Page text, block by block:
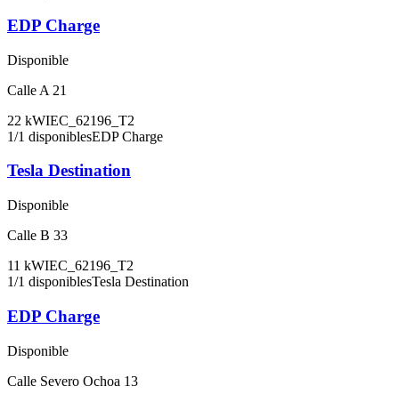
EDP Charge
Disponible
Calle A 21
22 kWIEC_62196_T2
1/1 disponiblesEDP Charge
Tesla Destination
Disponible
Calle B 33
11 kWIEC_62196_T2
1/1 disponiblesTesla Destination
EDP Charge
Disponible
Calle Severo Ochoa 13